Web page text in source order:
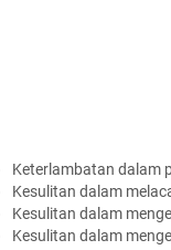
Keterlambatan dalam
Kesulitan dalam
Kesulitan dalam
Kesulitan dalam